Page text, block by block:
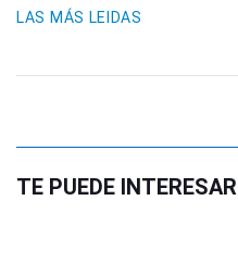
LAS MÁS LEIDAS
TE PUEDE INTERESAR